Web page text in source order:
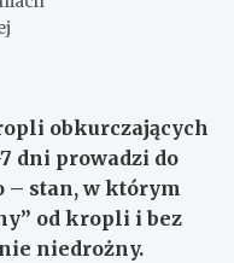
obkurczających
dni prowadzi do
– stan, w którym
od kropli i bez
niedrożny.